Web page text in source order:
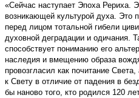
«Сейчас наступает Эпоха Рериха.
возникающей культурой духа. Это
перед лицом тотальной гибели
духовной деградации и одичания.
способствует пониманию его
наследия и вмещению образа
провозгласил как почитание
к Свету в отличие от падения в
бы наново того, кто родился 120